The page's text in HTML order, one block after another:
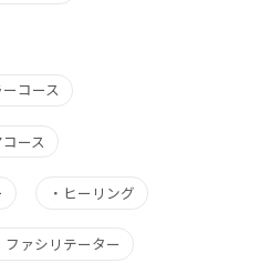
コース
ース
・ ヒーリング
ファシリテーター